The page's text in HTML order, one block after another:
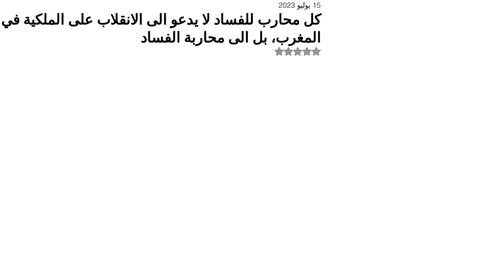
كل محارب للفساد لا يدعو الى الانقلاب على الملكية في
المغرب، بل الى محاربة الفساد
15 يوليو 2023
تم التقييم بـ ليس رقمًا من أصل 5 نجوم.